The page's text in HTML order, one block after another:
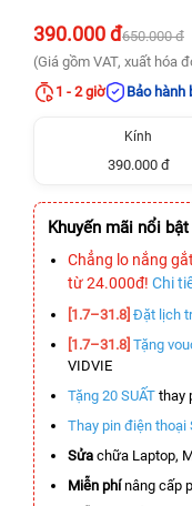
390.000 đ650.000 đ
(Giá gồm VAT, xuất hóa
1 - 2 giờ
Bảo hành
Kính
390.000 đ
Khuyến mãi nổi bật
Chẳng lo nắng
từ 24.000đ! Chi
[1.7–31.8] Đặt lịch
[1.7–31.8] Tặng
VIDVIE
Tặng 20 SUẤT thay
Thay pin điện thoại
Sửa chữa Laptop,
Miễn phínâng cấp